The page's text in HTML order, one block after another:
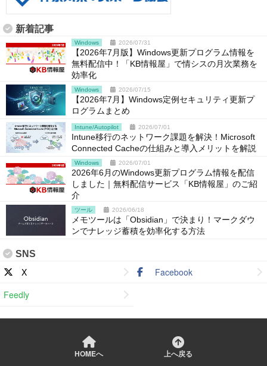
新着記事
Windows 2026/07/31
【2026年7月版】Windows更新プログラム情報を
無料配信中！「KB情報屋」で情シスの月次業務を
効率化
Windows 2026/07/15
【2026年7月】Windows定例セキュリティ更新プ
ログラムまとめ
Intune/Autopilot 2026/07/01
Intune移行のネットワーク課題を解決！Microsoft
Connected Cacheの仕組みと導入メリットを解説
Windows 2026/07/01
2026年6月のWindows更新プログラム情報を配信
しました｜無料配信サービス「KB情報屋」のご紹
介
ツール 2026/06/18
メモツールは「Obsidian」で決まり！マークダウ
ンでナレッジ蓄積を効率化する方法
SNS
X
Facebook
Feedly
HOMEへ 上へ戻る